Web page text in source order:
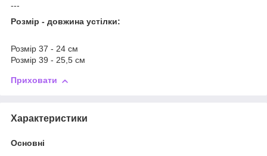
---
Розмір - довжина устілки:
Розмір 37 - 24 см
Розмір 39 - 25,5 см
Приховати
Характеристики
Основні